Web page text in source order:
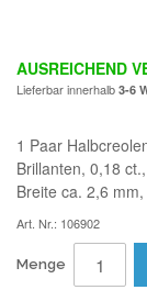
AUSREICHEND
Lieferbar innerhalb 3-6
1 Paar
Brillanten, 0,18
Breite ca. 2,6
Art. Nr.: 106902
Menge